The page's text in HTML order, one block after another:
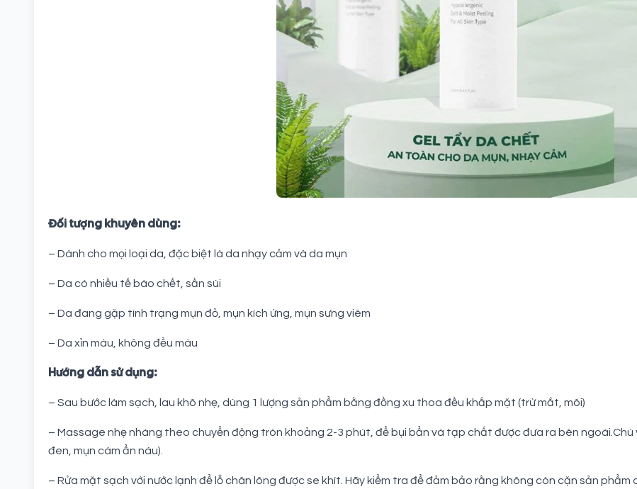
Đối tượng khuyên dùng:
– Dành cho mọi loại da, đặc biệt là da nhạy cảm và da mụn
– Da có nhiều tế bào chết, sần sùi
– Da đang gặp tình trạng mụn đỏ, mụn kích ứng, mụn sưng viêm
– Da xỉn màu, không đều màu
Hướng dẫn sử dụng:
– Sau bước làm sạch, lau khô nhẹ, dùng 1 lượng sản phẩm bằng đồng xu thoa đều khắp mặt (trừ mắt, môi)
– Massage nhẹ nhàng theo chuyển động tròn khoảng 2-3 phút, để bụi bẩn và tạp chất được đưa ra bên ngoài.Chú
đen, mụn cám ẩn náu).
– Rửa mặt sạch với nước lạnh để lỗ chân lông được se khít. Hãy kiểm tra để đảm bảo rằng không còn cặn sản